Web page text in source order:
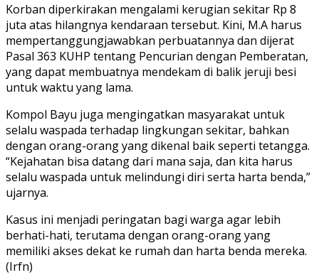
Korban diperkirakan mengalami kerugian sekitar Rp 8
juta atas hilangnya kendaraan tersebut. Kini, M.A harus
mempertanggungjawabkan perbuatannya dan dijerat
Pasal 363 KUHP tentang Pencurian dengan Pemberatan,
yang dapat membuatnya mendekam di balik jeruji besi
untuk waktu yang lama.
Kompol Bayu juga mengingatkan masyarakat untuk
selalu waspada terhadap lingkungan sekitar, bahkan
dengan orang-orang yang dikenal baik seperti tetangga.
“Kejahatan bisa datang dari mana saja, dan kita harus
selalu waspada untuk melindungi diri serta harta benda,”
ujarnya.
Kasus ini menjadi peringatan bagi warga agar lebih
berhati-hati, terutama dengan orang-orang yang
memiliki akses dekat ke rumah dan harta benda mereka.
(Irfn)